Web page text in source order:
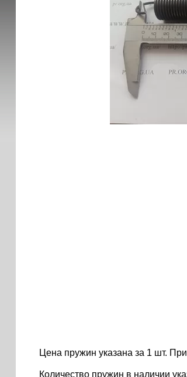
Цена пружин указана за 1 шт.
Количество пружин в наличии